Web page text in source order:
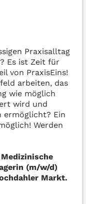
Praxisalltag
Es ist Zeit für
von PraxisEins!
arbeiten, das
wie möglich
wird und
ermöglicht? Ein
Werden
(m/w/d)
Markt.